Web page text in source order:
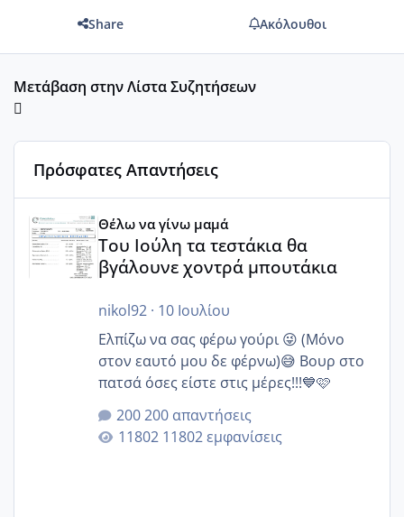
Share Ακόλουθοι
Μετάβαση στην Λίστα Συζητήσεων
Πρόσφατες Απαντήσεις
Θέλω να γίνω μαμά
Του Ιούλη τα τεστάκια θα
βγάλουνε χοντρά μπουτάκια
nikol92· 10 Ιουλίου
Ελπίζω να σας φέρω γούρι 😜 (Μόνο
στον εαυτό μου δε φέρνω)😅 Βουρ στο
πατσά όσες είστε στις μέρες!!!💙🩷
200 απαντήσεις
11802 εμφανίσεις